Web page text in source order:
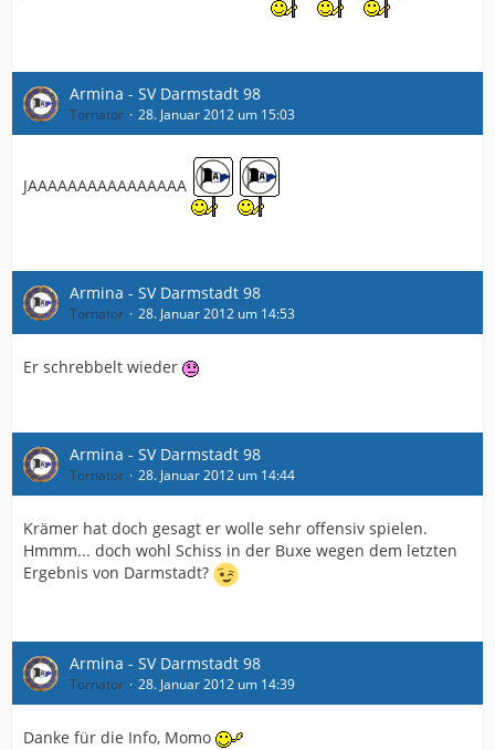
Armina - SV Darmstadt 98
Tornator 28. Januar 2012 um 15:03
JAAAAAAAAAAAAAAAA
Armina - SV Darmstadt 98
Tornator 28. Januar 2012 um 14:53
Er schrebbelt wieder
Armina - SV Darmstadt 98
Tornator 28. Januar 2012 um 14:44
Krämer hat doch gesagt er wolle sehr offensiv spielen.
Hmmm... doch wohl Schiss in der Buxe wegen dem letzten
Ergebnis von Darmstadt?
Armina - SV Darmstadt 98
Tornator 28. Januar 2012 um 14:39
Danke für die Info, Momo